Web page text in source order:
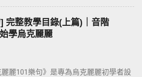
後，再去按和弦、彈演奏曲，就會變
輕鬆自然的事。基本功打穩，後面的路
快。
完整教學目錄(上篇)｜音階
學烏克麗麗
麗麗101樂句》是專為烏克麗麗初學者設